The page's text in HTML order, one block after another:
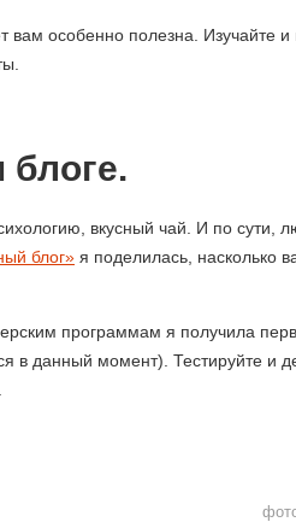
вам особенно полезна.
блоге.
вкусный чай. И по сути,
блог» я поделилась, насколько
программам я получила
данный момент). Тестируйте и